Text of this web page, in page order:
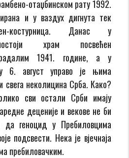
отаџбинском рату 1992.
и у ваздух дигнута тек
костурница. Данас у
храм посвећен
1941. године, а у
6. август управо је њима
свега неколицина Срба. Како?
сви остали Срби имају
деценије и векове не би
геноцид у Пребиловцима
подсвести. Нека је вјечнаја
пребиловачким.